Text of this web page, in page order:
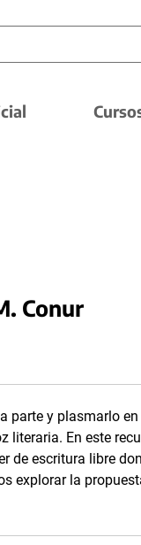
Conur
parte y plasmarlo
literaria. En este
de escritura libre
explorar la